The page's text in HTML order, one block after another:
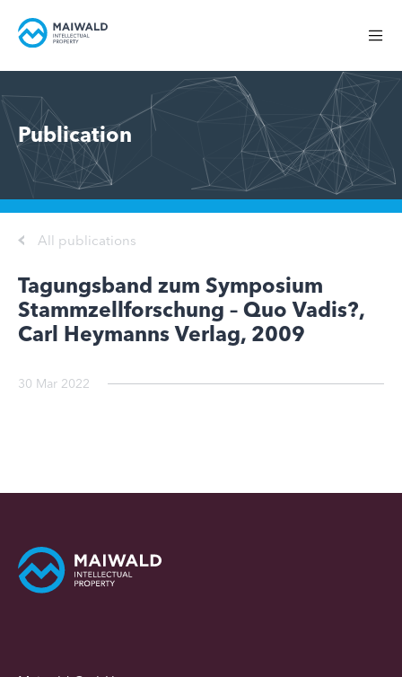
Publication
All publications
Tagungsband zum Symposium
Stammzellforschung – Quo Vadis?,
Carl Heymanns Verlag, 2009
30 Mar 2022